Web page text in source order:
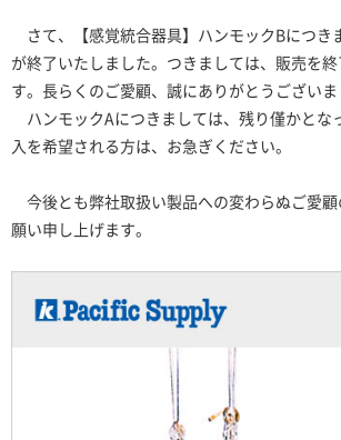
さて、【感覚統合器具】ハンモックBにつき
が終了いたしました。つきましては、販売を
す。長らくのご愛顧、誠にありがとうございま
ハンモックAにつきましては、残り僅かとな
入を希望される方は、お急ぎください。
今後とも弊社取扱い製品への変わらぬご愛
願い申し上げます。